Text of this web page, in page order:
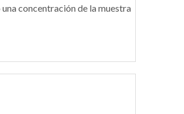
concentración de la muestra